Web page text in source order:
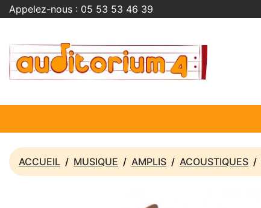
Appelez-nous : 05 53 53 46 39
ACCUEIL MUSIQUE AMPLIS ACOUSTIQUES